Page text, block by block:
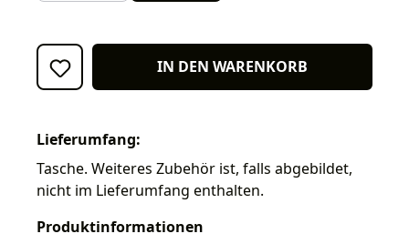
IN DEN WARENKORB
Lieferumfang:
Tasche. Weiteres Zubehör ist, falls abgebildet,
nicht im Lieferumfang enthalten.
Produktinformationen